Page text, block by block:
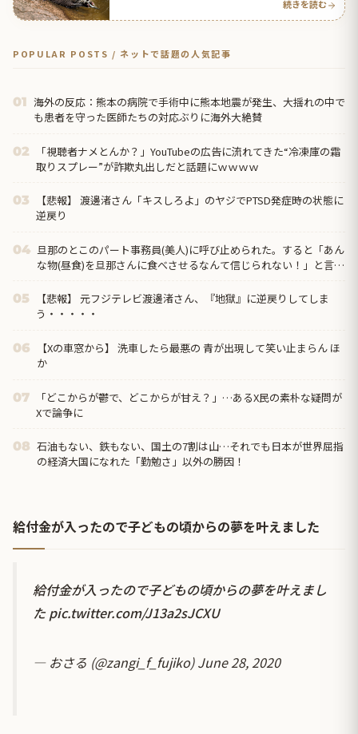
続きを読む
POPULAR POSTS / ネットで話題の人気記事
01 海外の反応：熊本の病院で手術中に熊本地震が発生、大揺れの中で
も患者を守った医師たちの対応ぶりに海外大絶賛
02
「視聴者ナメとんか？」YouTubeの広告に流れてきた“冷凍庫の霜
取りスプレー”が詐欺丸出しだと話題にｗｗｗｗ
03
【悲報】 渡邊渚さん「キスしろよ」のヤジでPTSD発症時の状態に
逆戻り
04 旦那のとこのパート事務員(美人)に呼び止められた。すると「あん
な物(昼食)を旦那さんに食べさせるなんて信じられない！」と言い
05
【悲報】 元フジテレビ渡邊渚さん、『地獄』に逆戻りしてしま
う・・・・・
06
【Xの車窓から】 洗車したら最悪の 青が出現して笑い止まらん ほ
か
07
「どこからが鬱で、どこからが甘え？」…あるX民の素朴な疑問が
Xで論争に
08 石油もない、鉄もない、国土の7割は山…それでも日本が世界屈指
の経済大国になれた「勤勉さ」以外の勝因！
給付金が入ったので子どもの頃からの夢を叶えました
給付金が入ったので子どもの頃からの夢を叶えまし
たpic.twitter.com/J13a2sJCXU
— おさる (@zangi_f_fujiko)June 28, 2020